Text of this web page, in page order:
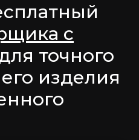
с
точного
изделия